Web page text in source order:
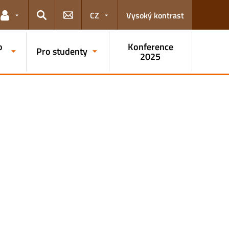
Odkazy pro uživatele
Hledat
CZ Vysoký kontrast
Pro studenty Konference
2025